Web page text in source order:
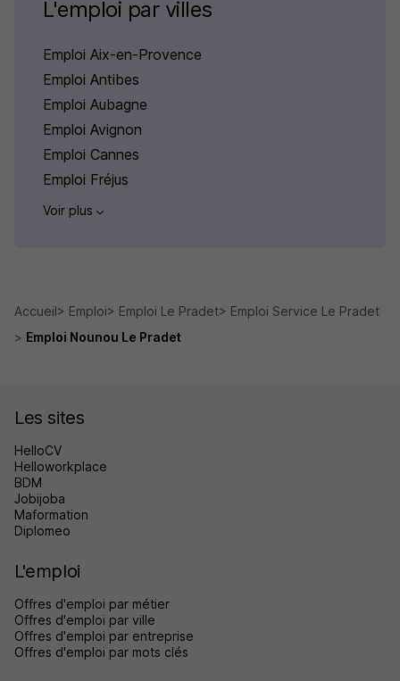
L'emploi par villes
Emploi Aix-en-Provence
Emploi Antibes
Emploi Aubagne
Emploi Avignon
Emploi Cannes
Emploi Fréjus
Voir plus
Accueil Emploi Emploi Le Pradet
Emploi Service Le Pradet
Emploi Nounou Le Pradet
Les sites
HelloCV
Helloworkplace
BDM
Jobijoba
Maformation
Diplomeo
L'emploi
Offres d'emploi par métier
Offres d'emploi par ville
Offres d'emploi par entreprise
Offres d'emploi par mots clés